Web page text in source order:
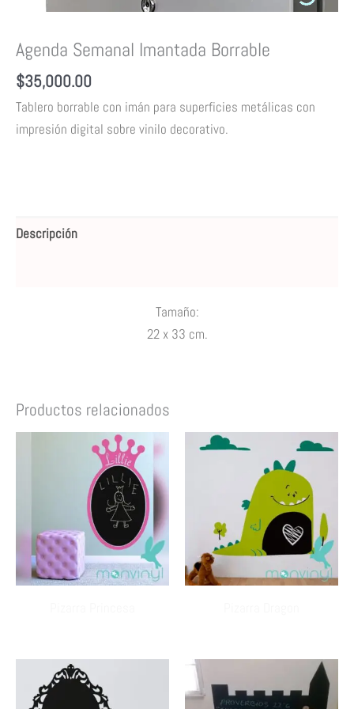
Agenda Semanal Imantada Borrable
$35,000.00
Tablero borrable con imán para superficies metálicas con
impresión digital sobre vinilo decorativo.
Descripción
Tamaño:
22 x 33 cm.
Productos relacionados